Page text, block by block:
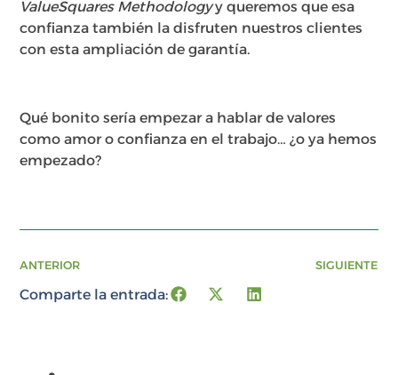
ValueSquares Methodologyy queremos que esa
confianza también la disfruten nuestros clientes
con esta ampliación de garantía.
Qué bonito sería empezar a hablar de valores
como amor o confianza en el trabajo… ¿o ya hemos
empezado?
ANTERIOR SIGUIENTE
Comparte la entrada: